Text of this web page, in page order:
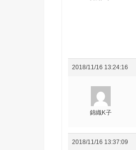
2018/11/16 13:24:16
錦織K子
2018/11/16 13:37:09